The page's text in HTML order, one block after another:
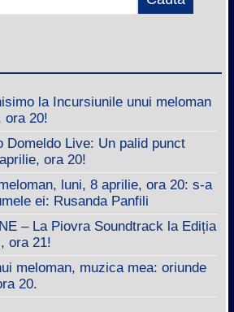
la Incursiunile unui meloman
ora 20!
Domeldo Live: Un palid punct
ora 20!
luni, 8 aprilie, ora 20: s-a
ei: Rusanda Panfili
– La Piovra Soundtrack la Ediția
ora 21!
meloman, muzica mea: oriunde
20.